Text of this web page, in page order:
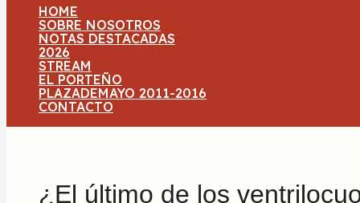
HOME
SOBRE NOSOTROS
NOTAS DESTACADAS
2026
STREAM
EL PORTEÑO
PLAZADEMAYO 2011-2016
CONTACTO
¿El último de los